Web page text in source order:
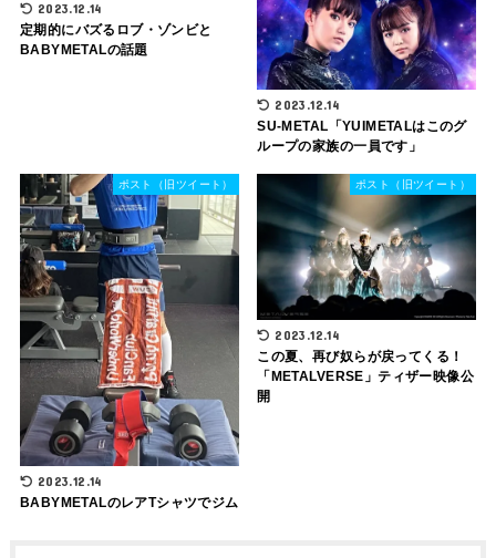
2023.12.14
定期的にバズるロブ・ゾンビと
BABYMETALの話題
2023.12.14
SU-METAL「YUIMETALはこのグ
ループの家族の一員です」
ポスト（旧ツイート）
2023.12.14
BABYMETALのレアTシャツでジム
ポスト（旧ツイート）
2023.12.14
この夏、再び奴らが戻ってくる！
「METALVERSE」ティザー映像公
開